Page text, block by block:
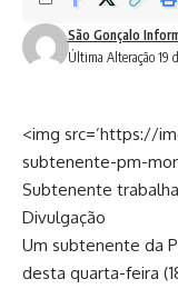
Última Alteração 19
São Gonçalo
<img src=’https://
subtenente-pm-
Subtenente
Divulgação
Um subtenente da
desta quarta-feira